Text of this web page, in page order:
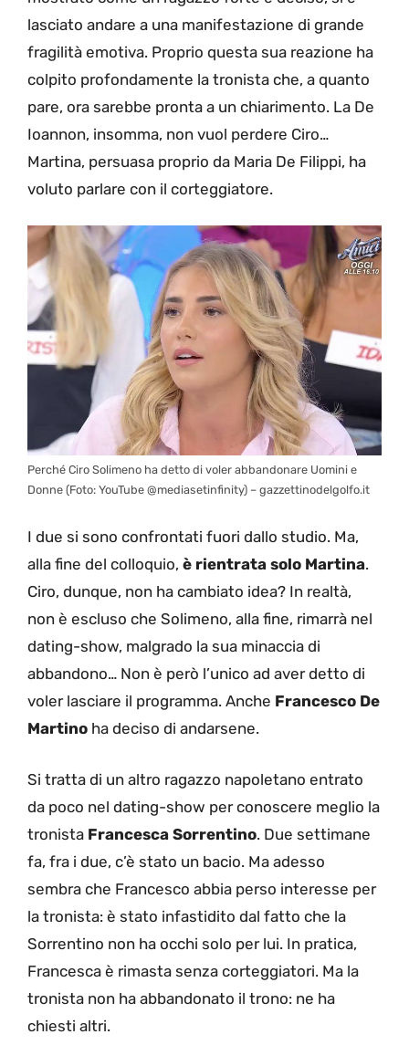
lasciato andare a una manifestazione di grande
fragilità emotiva. Proprio questa sua reazione ha
colpito profondamente la tronista che, a quanto
pare, ora sarebbe pronta a un chiarimento. La De
Ioannon, insomma, non vuol perdere Ciro…
Martina, persuasa proprio da Maria De Filippi, ha
voluto parlare con il corteggiatore.
Perché Ciro Solimeno ha detto di voler abbandonare Uomini e
Donne (Foto: YouTube @mediasetinfinity) – gazzettinodelgolfo.it
I due si sono confrontati fuori dallo studio. Ma,
alla fine del colloquio, è rientrata solo Martina.
Ciro, dunque, non ha cambiato idea? In realtà,
non è escluso che Solimeno, alla fine, rimarrà nel
dating-show, malgrado la sua minaccia di
abbandono… Non è però l’unico ad aver detto di
voler lasciare il programma. Anche Francesco De
Martino ha deciso di andarsene.
Si tratta di un altro ragazzo napoletano entrato
da poco nel dating-show per conoscere meglio la
tronista Francesca Sorrentino. Due settimane
fa, fra i due, c’è stato un bacio. Ma adesso
sembra che Francesco abbia perso interesse per
la tronista: è stato infastidito dal fatto che la
Sorrentino non ha occhi solo per lui. In pratica,
Francesca è rimasta senza corteggiatori. Ma la
tronista non ha abbandonato il trono: ne ha
chiesti altri.